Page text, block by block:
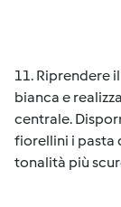
11. Riprendere
bianca e
centrale.
fiorellini i pasta
tonalità più